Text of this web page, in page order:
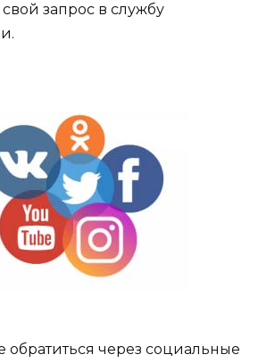
запрос в службу
обратиться через социальные